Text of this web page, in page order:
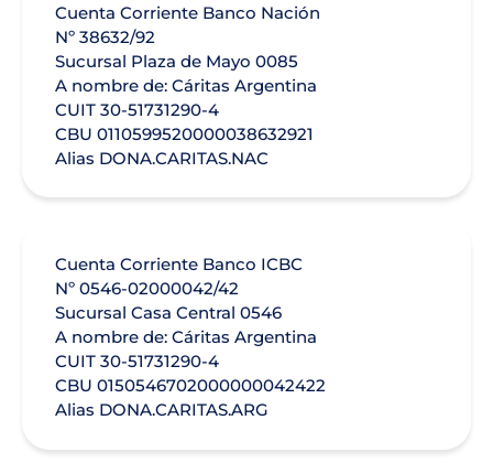
Cuenta Corriente Banco Nación
Nº 38632/92
Sucursal Plaza de Mayo 0085
A nombre de: Cáritas Argentina
CUIT 30-51731290-4
CBU 0110599520000038632921
Alias DONA.CARITAS.NAC
Cuenta Corriente Banco ICBC
Nº 0546-02000042/42
Sucursal Casa Central 0546
A nombre de: Cáritas Argentina
CUIT 30-51731290-4
CBU 0150546702000000042422
Alias DONA.CARITAS.ARG